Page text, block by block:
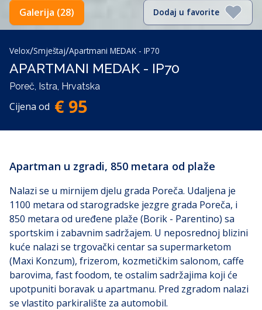
Dodaj u favorite
Galerija (28)
Velox/Smještaj/Apartmani MEDAK - IP70
APARTMANI MEDAK - IP70
Poreč, Istra, Hrvatska
Cijena od € 95
Apartman u zgradi, 850 metara od plaže
Nalazi se u mirnijem djelu grada Poreča. Udaljena je
1100 metara od starogradske jezgre grada Poreča, i
850 metara od uređene plaže (Borik - Parentino) sa
sportskim i zabavnim sadržajem. U neposrednoj blizini
kuće nalazi se trgovački centar sa supermarketom
(Maxi Konzum), frizerom, kozmetičkim salonom, caffe
barovima, fast foodom, te ostalim sadržajima koji će
upotpuniti boravak u apartmanu. Pred zgradom nalazi
se vlastito parkiralište za automobil.